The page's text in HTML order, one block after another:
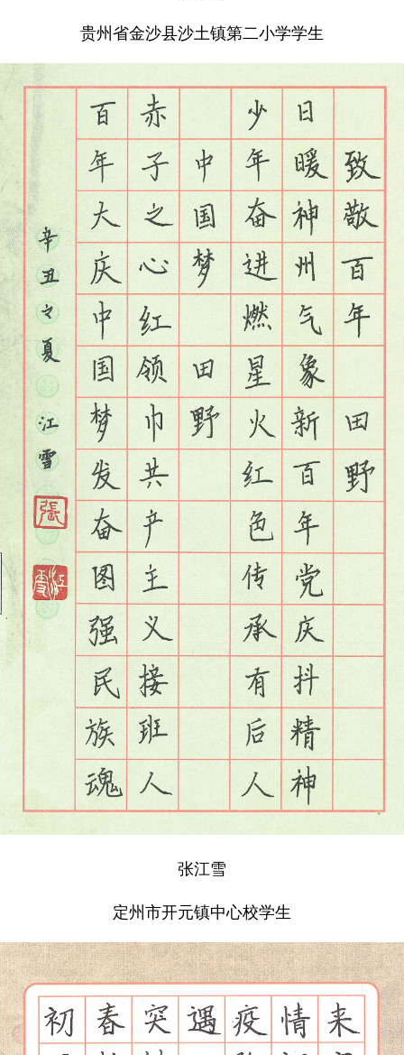
贵州省金沙县沙土镇第二小学学生
张江雪
定州市开元镇中心校学生